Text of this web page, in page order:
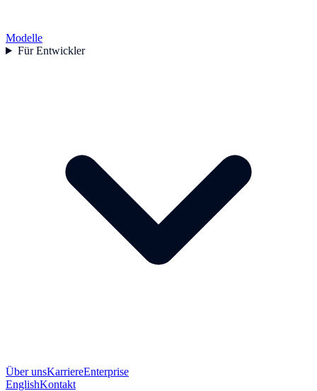
Modelle
Für Entwickler
Über unsKarriereEnterprise
EnglishKontakt